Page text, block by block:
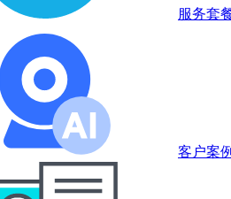
服务套
客户案例